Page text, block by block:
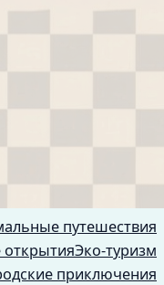
путешествия
открытияЭко-туризм
приключения